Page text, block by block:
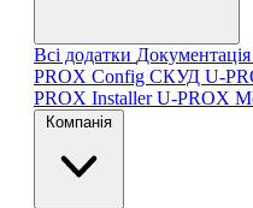
Всі додатки Документація
PROX Config СКУД U-
PROX InstallerU-PROX
Компанія